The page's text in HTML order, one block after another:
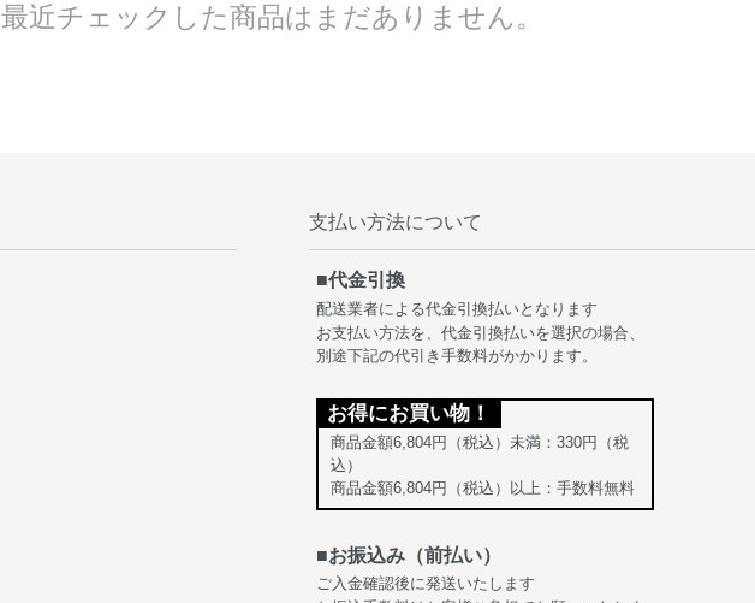
最近チェックした商品はまだありません。
支払い方法について
■代金引換
配送業者による代金引換払いとなります
お支払い方法を、代金引換払いを選択の場合、
別途下記の代引き手数料がかかります。
お得にお買い物！
商品金額6,804円（税込）未満：330円（税
込）
商品金額6,804円（税込）以上：手数料無料
■お振込み（前払い）
ご入金確認後に発送いたします